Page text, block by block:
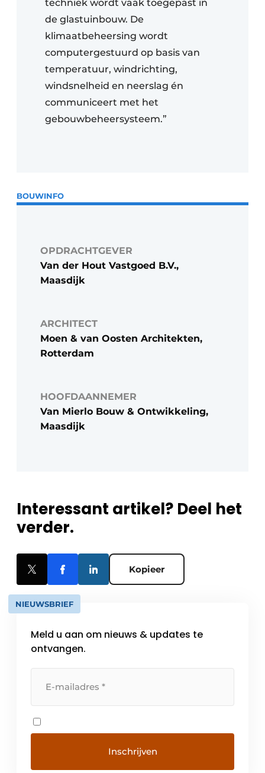
techniek wordt vaak toegepast in
de glastuinbouw. De
klimaatbeheersing wordt
computergestuurd op basis van
temperatuur, windrichting,
windsnelheid en neerslag én
communiceert met het
gebouwbeheersysteem.”
BOUWINFO
OPDRACHTGEVER
Van der Hout Vastgoed B.V.,
Maasdijk
ARCHITECT
Moen & van Oosten Architekten,
Rotterdam
HOOFDAANNEMER
Van Mierlo Bouw & Ontwikkeling,
Maasdijk
Interessant artikel? Deel het
verder.
Kopieer
NIEUWSBRIEF
Meld u aan om nieuws & updates te
ontvangen.